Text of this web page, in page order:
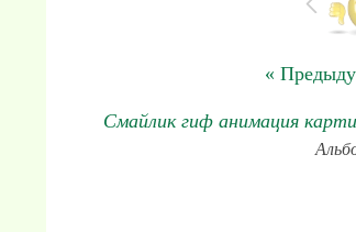
«
Смайлик гиф анимация